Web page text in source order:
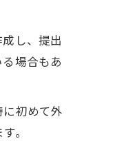
し、提出
場合もあ
初めて外
。